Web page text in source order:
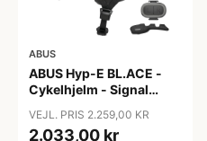
ABUS
ABUS Hyp-E BL.ACE -
Cykelhjelm - Signal
cm
VEJL. PRIS 2.259,00 KR
2.033,00 kr